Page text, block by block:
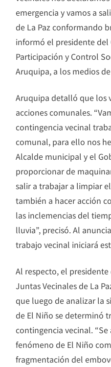
emergencia y vamos a
de La Paz conformando
informó el presidente del
Participación y Control
Aruquipa, a los medios
Aruquipa detalló que los
acciones comunales.
contingencia vecinal
comunal, para ello nos
Alcalde municipal y el
proporcionar de
salir a trabajar a limpiar
también a hacer acción
las inclemencias del
lluvia”, precisó. Al
trabajo vecinal iniciará
Al respecto, el
Juntas Vecinales de La
que luego de analizar la
de El Niño se determinó
contingencia vecinal.
fenómeno de El Niño
fragmentación del